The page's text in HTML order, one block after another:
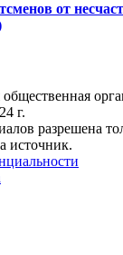
от
г.
разрешена
источник.